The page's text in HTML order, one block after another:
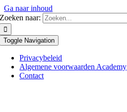
Ga naar inhoud
Zoeken naar:
Toggle Navigation
Privacybeleid
Algemene voorwaarden Academy
Contact